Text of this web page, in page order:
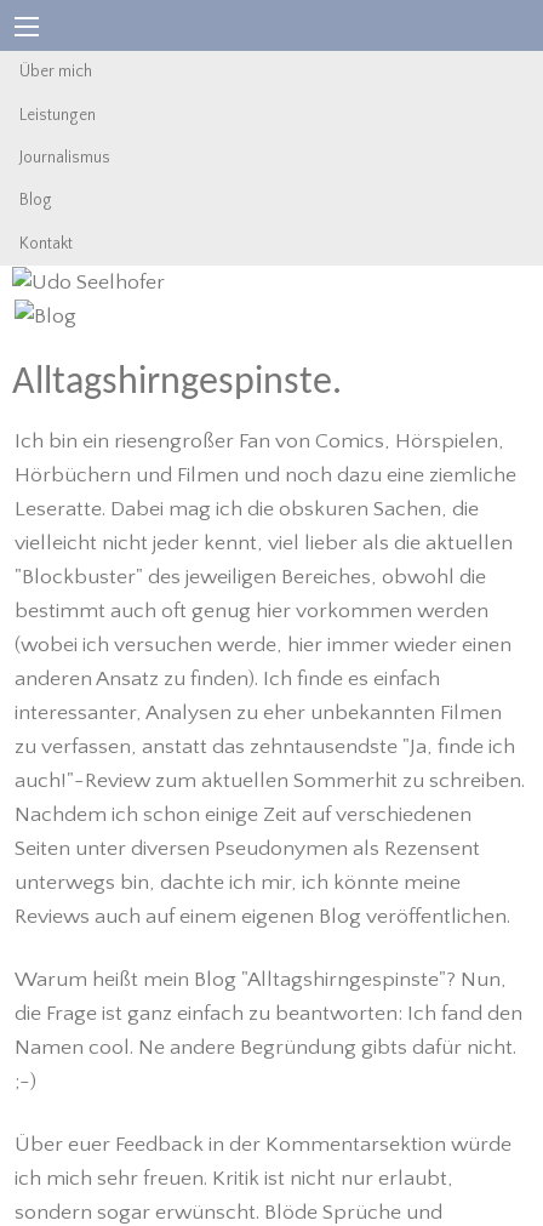
Über mich
Leistungen
Journalismus
Blog
Kontakt
Alltagshirngespinste.
Ich bin ein riesengroßer Fan von Comics, Hörspielen,
Hörbüchern und Filmen und noch dazu eine ziemliche
Leseratte. Dabei mag ich die obskuren Sachen, die
vielleicht nicht jeder kennt, viel lieber als die aktuellen
"Blockbuster" des jeweiligen Bereiches, obwohl die
bestimmt auch oft genug hier vorkommen werden
(wobei ich versuchen werde, hier immer wieder einen
anderen Ansatz zu finden). Ich finde es einfach
interessanter, Analysen zu eher unbekannten Filmen
zu verfassen, anstatt das zehntausendste "Ja, finde ich
auch!"-Review zum aktuellen Sommerhit zu schreiben.
Nachdem ich schon einige Zeit auf verschiedenen
Seiten unter diversen Pseudonymen als Rezensent
unterwegs bin, dachte ich mir, ich könnte meine
Reviews auch auf einem eigenen Blog veröffentlichen.
Warum heißt mein Blog "Alltagshirngespinste"? Nun,
die Frage ist ganz einfach zu beantworten: Ich fand den
Namen cool. Ne andere Begründung gibts dafür nicht.
;-)
Über euer Feedback in der Kommentarsektion würde
ich mich sehr freuen. Kritik ist nicht nur erlaubt,
sondern sogar erwünscht. Blöde Sprüche und